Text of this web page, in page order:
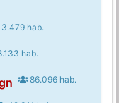
3.479 hab.
hab.
86.096 hab.